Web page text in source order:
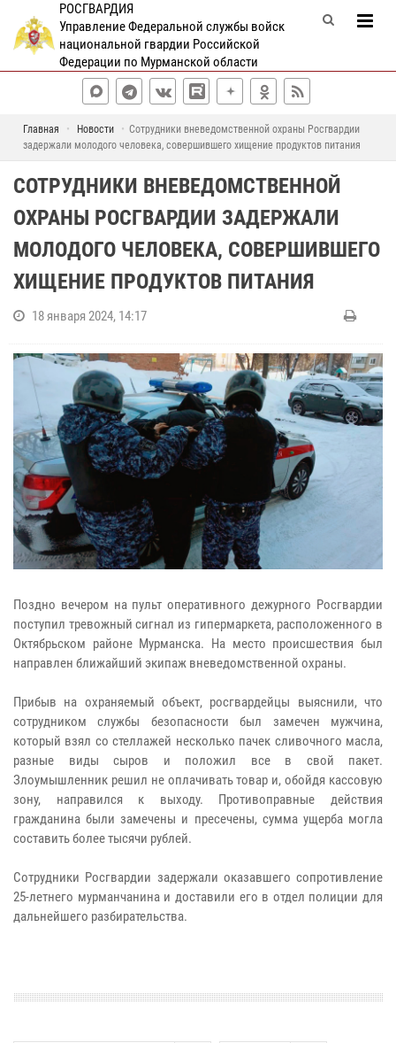
РОСГВАРДИЯ
Управление Федеральной службы войск
национальной гвардии Российской
Федерации по Мурманской области
Главная Новости
Сотрудники вневедомственной охраны Росгвардии
задержали молодого человека, совершившего хищение продуктов питания
СОТРУДНИКИ ВНЕВЕДОМСТВЕННОЙ
ОХРАНЫ РОСГВАРДИИ ЗАДЕРЖАЛИ
МОЛОДОГО ЧЕЛОВЕКА, СОВЕРШИВШЕГО
ХИЩЕНИЕ ПРОДУКТОВ ПИТАНИЯ
18 января 2024, 14:17
Поздно вечером на пульт оперативного дежурного Росгвардии
поступил тревожный сигнал из гипермаркета, расположенного в
Октябрьском районе Мурманска. На место происшествия был
направлен ближайший экипаж вневедомственной охраны.
Прибыв на охраняемый объект, росгвардейцы выяснили, что
сотрудником службы безопасности был замечен мужчина,
который взял со стеллажей несколько пачек сливочного масла,
разные виды сыров и положил все в свой пакет.
Злоумышленник решил не оплачивать товар и, обойдя кассовую
зону, направился к выходу. Противоправные действия
гражданина были замечены и пресечены, сумма ущерба могла
составить более тысячи рублей.
Сотрудники Росгвардии задержали оказавшего сопротивление
25-летнего мурманчанина и доставили его в отдел полиции для
дальнейшего разбирательства.